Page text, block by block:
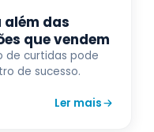
das
que vendem
de curtidas pode
de sucesso.
Ler mais